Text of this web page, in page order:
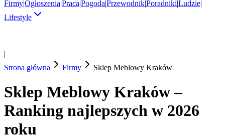
Firmy|Ogłoszenia|Praca|Pogoda|Przewodnik|Poradniki|Ludzie|
Lifestyle
|
Strona główna
Firmy Sklep Meblowy Kraków
Sklep Meblowy Kraków –
Ranking najlepszych w 2026
roku